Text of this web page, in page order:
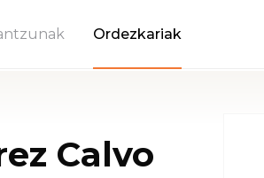
Ordezkariak
Calvo